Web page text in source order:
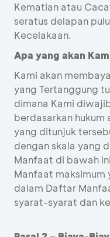
Kematian atau
seratus delapan
Kecelakaan.
Apa yang akan
Kami akan
yang Tertanggung
dimana Kami
berdasarkan
yang ditunjuk
dengan skala yang
Manfaat di bawah
Manfaat maksimum
dalam Daftar
syarat-syarat dan